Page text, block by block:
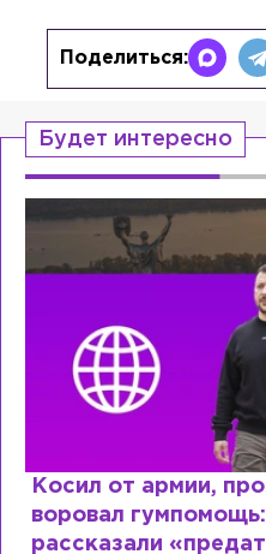
Поделиться:
Будет интересно
Косил от армии,
воровал
рассказали